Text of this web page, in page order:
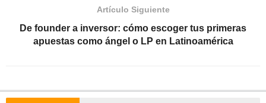
Artículo Siguiente
De founder a inversor: cómo escoger tus primeras
apuestas como ángel o LP en Latinoamérica